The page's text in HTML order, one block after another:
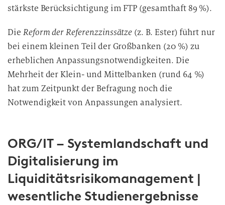
stärkste Berücksichtigung im FTP (gesamthaft 89 %).
Die Reform der Referenzzinssätze (z. B. Ester) führt nur
bei einem kleinen Teil der Großbanken (20 %) zu
erheblichen Anpassungsnotwendigkeiten. Die
Mehrheit der Klein- und Mittelbanken (rund 64 %)
hat zum Zeitpunkt der Befragung noch die
Notwendigkeit von Anpassungen analysiert.
ORG/IT – Systemlandschaft und
Digitalisierung im
Liquiditätsrisikomanagement |
wesentliche Studienergebnisse